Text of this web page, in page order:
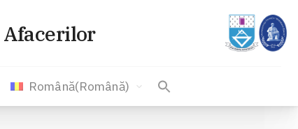
Afacerilor
Română(Română)